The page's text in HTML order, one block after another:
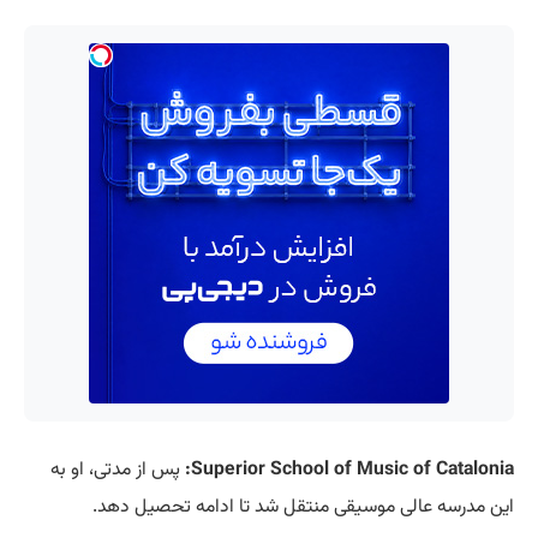
Superior School of Music of Catalonia: پس از مدتی، او به
این مدرسه عالی موسیقی منتقل شد تا ادامه تحصیل دهد.